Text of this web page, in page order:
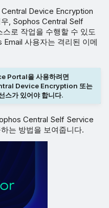
Device Encryption
, Sophos Central Self
로 작업을 수행할 수 있도
사용자는 격리된 이메
Portal을 사용하려면
Device Encryption 또는
가 있어야 합니다.
Central Self Service
는 방법을 보여줍니다.